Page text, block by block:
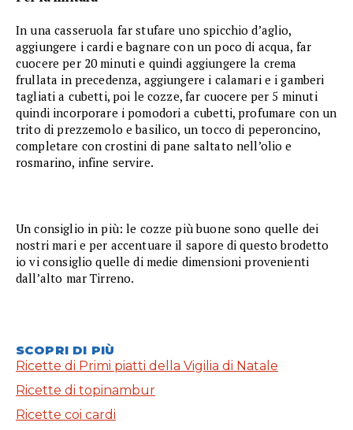
In una casseruola far stufare uno spicchio d’aglio,
aggiungere i cardi e bagnare con un poco di acqua, far
cuocere per 20 minuti e quindi aggiungere la crema
frullata in precedenza, aggiungere i calamari e i gamberi
tagliati a cubetti, poi le cozze, far cuocere per 5 minuti
quindi incorporare i pomodori a cubetti, profumare con un
trito di prezzemolo e basilico, un tocco di peperoncino,
completare con crostini di pane saltato nell’olio e
rosmarino, infine servire.
Un consiglio in più: le cozze più buone sono quelle dei
nostri mari e per accentuare il sapore di questo brodetto
io vi consiglio quelle di medie dimensioni provenienti
dall’alto mar Tirreno.
SCOPRI DI PIÙ
Ricette di Primi piatti della Vigilia di Natale
Ricette di topinambur
Ricette coi cardi